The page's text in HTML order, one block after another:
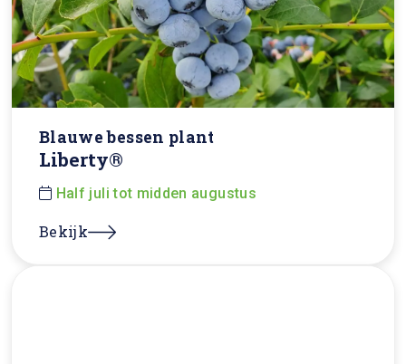
Blauwe bessen plant
Liberty®
Half juli tot midden augustus
Bekijk